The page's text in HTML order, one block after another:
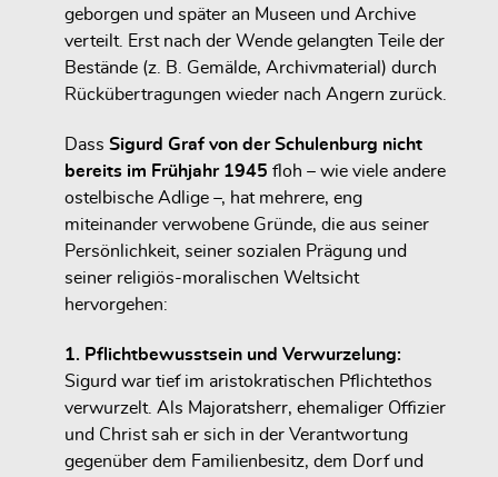
geborgen und später an Museen und Archive
verteilt. Erst nach der Wende gelangten Teile der
Bestände (z. B. Gemälde, Archivmaterial) durch
Rückübertragungen wieder nach Angern zurück.
Dass Sigurd Graf von der Schulenburg nicht
bereits im Frühjahr 1945 floh – wie viele andere
ostelbische Adlige –, hat mehrere, eng
miteinander verwobene Gründe, die aus seiner
Persönlichkeit, seiner sozialen Prägung und
seiner religiös-moralischen Weltsicht
hervorgehen:
1. Pflichtbewusstsein und Verwurzelung:
Sigurd war tief im aristokratischen Pflichtethos
verwurzelt. Als Majoratsherr, ehemaliger Offizier
und Christ sah er sich in der Verantwortung
gegenüber dem Familienbesitz, dem Dorf und